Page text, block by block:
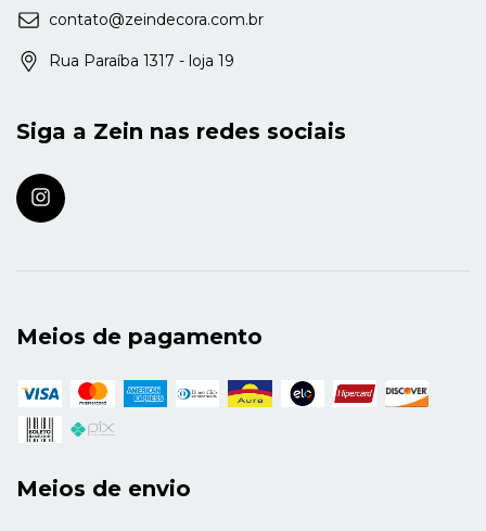
contato@zeindecora.com.br
Rua Paraíba 1317 - loja 19
Siga a Zein nas redes sociais
Meios de pagamento
Meios de envio